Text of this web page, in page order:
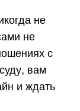
не
не
с
вам
и ждать